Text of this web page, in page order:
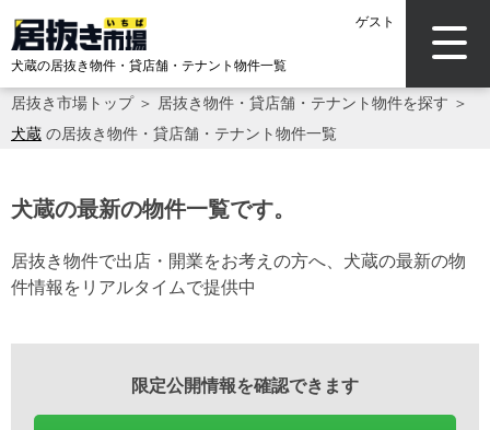
ゲスト
犬蔵の居抜き物件・貸店舗・テナント物件一覧
居抜き市場トップ＞ 居抜き物件・貸店舗・テナント物件を探す ＞
犬蔵 の居抜き物件・貸店舗・テナント物件一覧
犬蔵の最新の物件一覧です。
居抜き物件で出店・開業をお考えの方へ、犬蔵の最新の物
件情報をリアルタイムで提供中
限定公開情報を確認できます